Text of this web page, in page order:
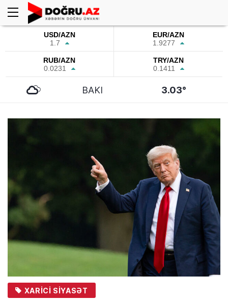
USD/AZN
1.7
EUR/AZN
1.9277
RUB/AZN
0.0231
TRY/AZN
0.1411
BAKI 3.03°
XARICI SIYASƏT